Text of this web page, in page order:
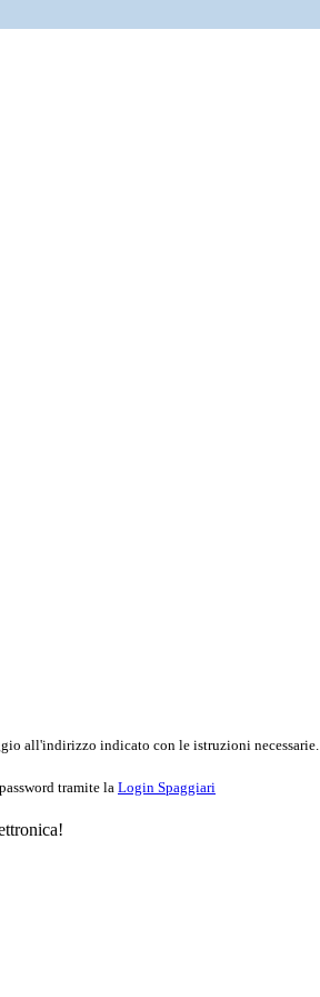
all'indirizzo indicato con le istruzioni necessarie.
tramite la Login Spaggiari